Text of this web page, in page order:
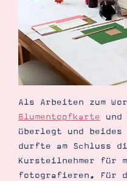
Gutscheine
Produkte erklärt
Über mich
Über Stampin’ Up!
Tipps & Tricks
Als Arbeiten zum
Blumentopfkarte und
überlegt und
durfte am Schluss
Kursteilnehmer für
fotografieren. Für